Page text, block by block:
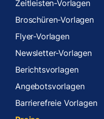
Zeitleisten-Vorlagen
Broschüren-Vorlagen
Flyer-Vorlagen
Newsletter-Vorlagen
Berichtsvorlagen
Angebotsvorlagen
Barrierefreie Vorlagen